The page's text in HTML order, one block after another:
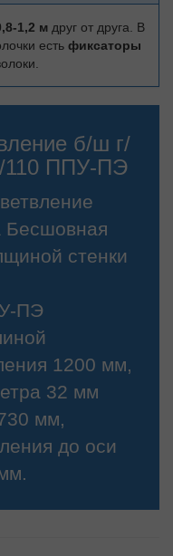
1,2 м друг от друга. В
есть фиксаторы
б/ш г/
110 ППУ-ПЭ
Бесшовная
стенки
ПЭ
1200 мм,
32 мм
мм,
до оси